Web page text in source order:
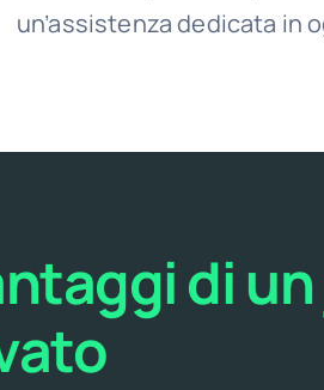
un’assistenza dedicata in
di